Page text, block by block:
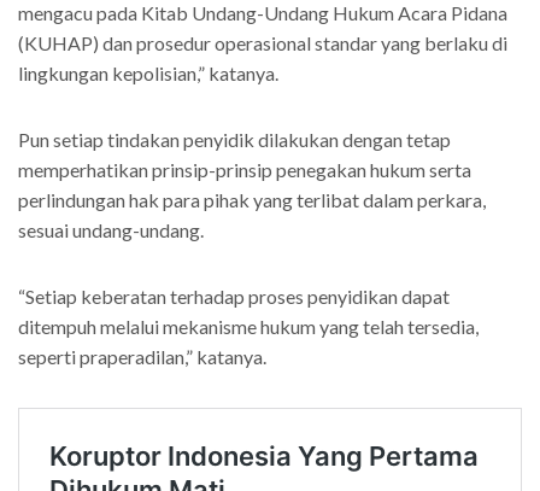
mengacu pada Kitab Undang-Undang Hukum Acara Pidana
(KUHAP) dan prosedur operasional standar yang berlaku di
lingkungan kepolisian,” katanya.
Pun setiap tindakan penyidik dilakukan dengan tetap
memperhatikan prinsip-prinsip penegakan hukum serta
perlindungan hak para pihak yang terlibat dalam perkara,
sesuai undang-undang.
“Setiap keberatan terhadap proses penyidikan dapat
ditempuh melalui mekanisme hukum yang telah tersedia,
seperti praperadilan,” katanya.